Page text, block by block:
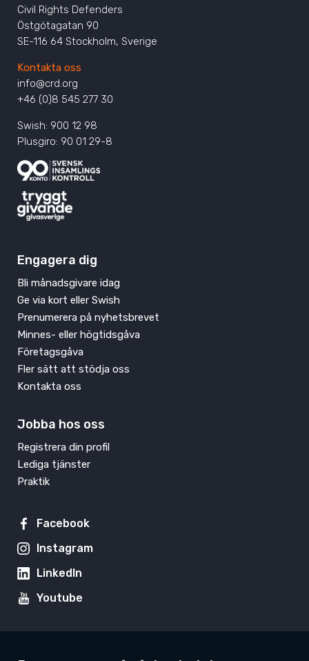
Civil Rights Defenders
Östgötagatan 90
SE-116 64 Stockholm, Sverige
Kontakta oss
info@crd.org
+46 (0)8 545 277 30
Swish: 900 12 98
Plusgiro: 90 01 29-8
Engagera dig
Bli månadsgivare idag
Ge via kort eller Swish
Prenumerera på nyhetsbrevet
Minnes- eller högtidsgåva
Företagsgåva
Fler sätt att stödja oss
Kontakta oss
Jobba hos oss
Registrera din profil
Lediga tjänster
Praktik
Facebook
Instagram
LinkedIn
Youtube